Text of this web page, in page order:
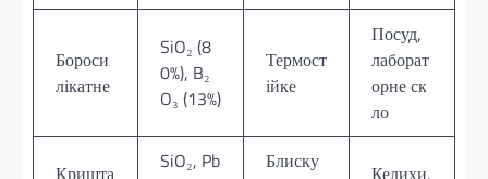
Бороси
лікатне
SiO₂ (8
0%), B₂
O₃ (13%)
Термост
ійке
Посуд,
лаборат
орне ск
ло
Кришта
SiO₂, Pb
Блиску
Келихи,